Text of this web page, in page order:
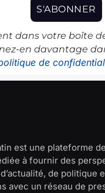
dans votre boîte
en davantage
de
est une plateforme
à fournir des
de politique
avec un réseau de